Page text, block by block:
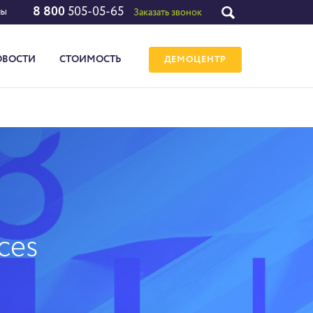
8 800 505-05-65 Заказать звонок
СТОИМОСТЬ ДЕМОЦЕНТР